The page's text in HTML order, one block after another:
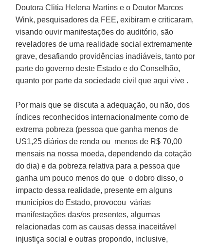
DoutoraClitia Helena Martins e o Doutor Marcos
Wink, pesquisadores da FEE, exibiram e criticaram,
visando ouvir manifestações do auditório, são
reveladores de uma realidade social extremamente
grave, desafiando providências inadiáveis, tanto por
parte do governo deste Estado e do Conselhão,
quanto por parte da sociedade civil que aqui vive .
Por mais que se discuta a adequação, ou não, dos
índices reconhecidos internacionalmente como de
extrema pobreza (pessoa que ganha menos de
US1,25 diários de renda ou menos de R$ 70,00
mensais na nossa moeda, dependendo da cotação
do dia) e da pobreza relativa para a pessoa que
ganha um pouco menos do que o dobro disso, o
impacto dessa realidade, presente em alguns
municípios do Estado, provocou várias
manifestações das/os presentes, algumas
relacionadas com as causas dessa inaceitável
injustiça social e outras propondo, inclusive,